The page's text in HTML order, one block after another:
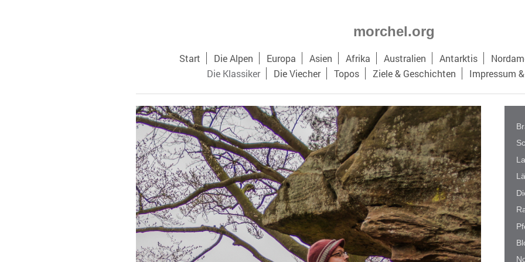
morchel.org
Start Die Alpen Europa Asien Afrika Australien Antarktis
Die Klassiker
Die Viecher Topos Ziele & Geschichten Impressum